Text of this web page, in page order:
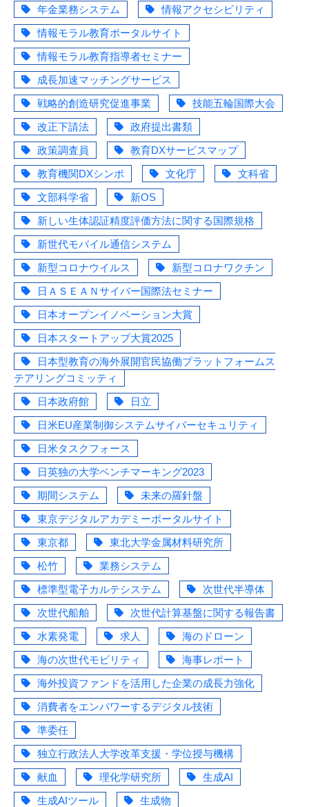
年金業務システム
情報アクセシビリティ
情報モラル教育ポータルサイト
情報モラル教育指導者セミナー
成長加速マッチングサービス
戦略的創造研究促進事業
技能五輪国際大会
改正下請法
政府提出書類
政策調査員
教育DXサービスマップ
教育機関DXシンポ
文化庁
文科省
文部科学省
新OS
新しい生体認証精度評価方法に関する国際規格
新世代モバイル通信システム
新型コロナウイルス
新型コロナワクチン
日ＡＳＥＡＮサイバー国際法セミナー
日本オープンイノベーション大賞
日本スタートアップ大賞2025
日本型教育の海外展開官民協働プラットフォームス
テアリングコミッティ
日本政府館
日立
日米EU産業制御システムサイバーセキュリティ
日米タスクフォース
日英独の大学ベンチマーキング2023
期間システム
未来の羅針盤
東京デジタルアカデミーポータルサイト
東京都
東北大学金属材料研究所
松竹
業務システム
標準型電子カルテシステム
次世代半導体
次世代船舶
次世代計算基盤に関する報告書
水素発電
求人
海のドローン
海の次世代モビリティ
海事レポート
海外投資ファンドを活用した企業の成長力強化
消費者をエンパワーするデジタル技術
準委任
独立行政法人大学改革支援・学位授与機構
献血
理化学研究所
生成AI
生成AIツール
生成物